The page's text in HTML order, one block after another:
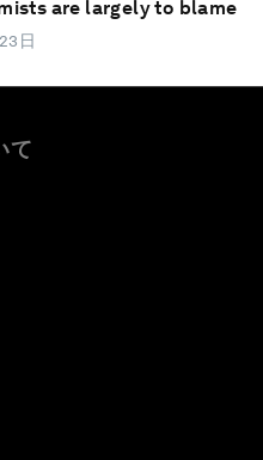
are largely to blame
日
て